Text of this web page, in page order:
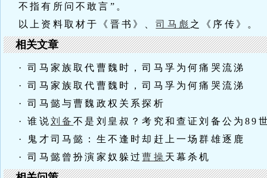
不指有所问不敢言”。
以上资料取材于《晋书》、司马彪 之《序传》。
相关文章
· 司马家族取代曹魏时，司马孚为何痛哭流涕
· 司马家族取代曹魏时，司马孚为何痛哭流涕
· 司马懿与曹魏政权关系探析
· 谁说刘备不是刘皇叔？考究和查证刘备公为89
· 鬼才司马懿：生不逢时却赶上一场群雄逐鹿
· 司马懿曾扮演家奴躲过曹操 天幕杀机